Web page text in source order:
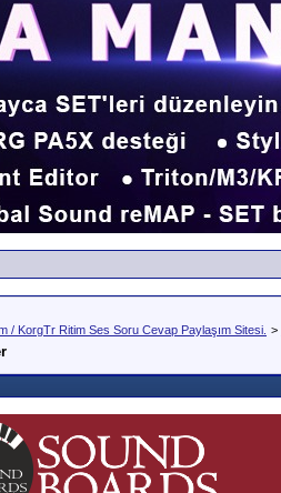
/ KorgTr Ritim Ses Soru Cevap Paylaşım Sitesi. >